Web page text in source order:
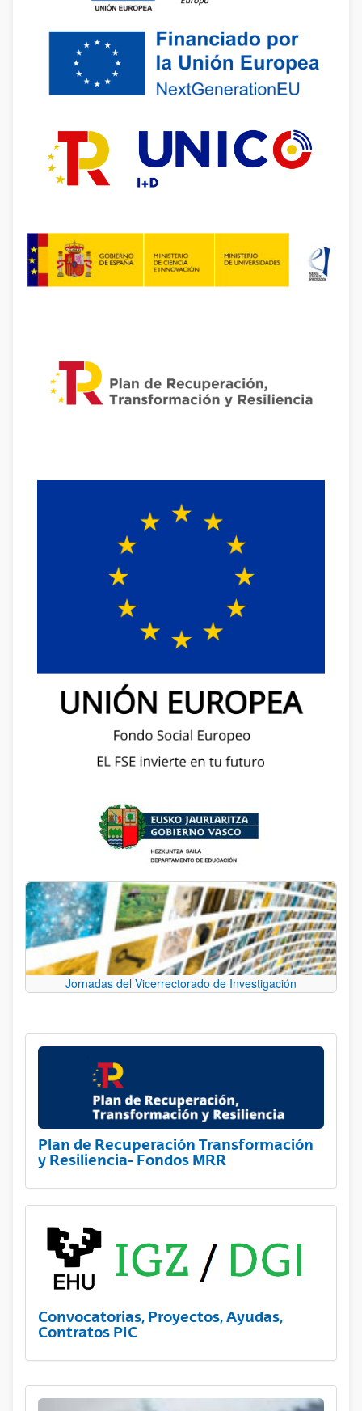
Jornadas del Vicerrectorado de Investigación
Plan de Recuperación Transformación
y Resiliencia- Fondos MRR
Convocatorias, Proyectos, Ayudas,
Contratos PIC